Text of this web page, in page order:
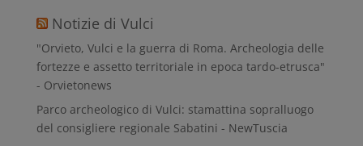
Notizie di Vulci
"Orvieto, Vulci e la guerra di Roma. Archeologia delle
fortezze e assetto territoriale in epoca tardo-etrusca"
- Orvietonews
Parco archeologico di Vulci: stamattina sopralluogo
del consigliere regionale Sabatini - NewTuscia